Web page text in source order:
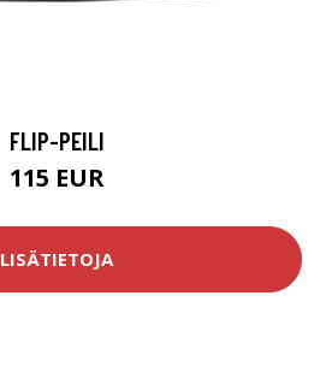
FLIP-PEILI
115 EUR
LISÄTIETOJA